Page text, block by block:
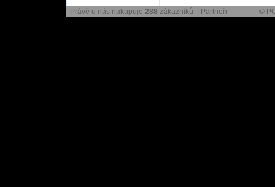
Právě u nás nakupuje 288 zákazníků | Partneři ©